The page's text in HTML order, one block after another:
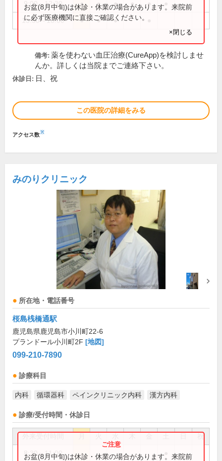
9:00～12:30 ● ● ● ● ●
15:30～18:00 ● ● ●
お盆(8月中旬)は休診・休業の場合があります。来院前
に必ず医療機関に直接ご確認ください。
×閉じる
備考: 薬を使わない血圧治療(CureApp)を検討しませ
んか。詳しくは当院までご連絡下さい。
休診日: 日、祝
この医院の詳細をみる
アクセス数※
みのりクリニック
所在地・電話番号
桜島桟橋通駅
鹿児島県鹿児島市小川町22-6
プランドール小川町2F [地図]
099-210-7890
診療科目
内科 循環器科 ペインクリニック内科 漢方内科
診療/受付時間・休診日
祝
8:30～11:00
お盆(8月中旬)は休診・休業の場合があります。来院前